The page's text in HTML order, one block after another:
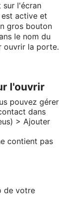
sur l'écran
active et
gros bouton
le nom du
ouvrir la porte.
l'ouvrir
pouvez gérer
dans
> Ajouter
contient pas
de votre